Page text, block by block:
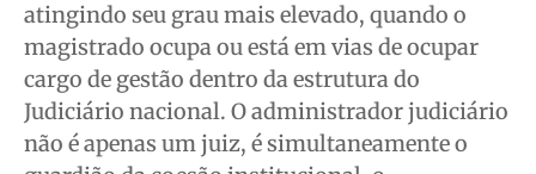
atingindo seu grau mais elevado, quando o
magistrado ocupa ou está em vias de ocupar
cargo de gestão dentro da estrutura do
Judiciário nacional. O administrador judiciário
não é apenas um juiz, é simultaneamente o